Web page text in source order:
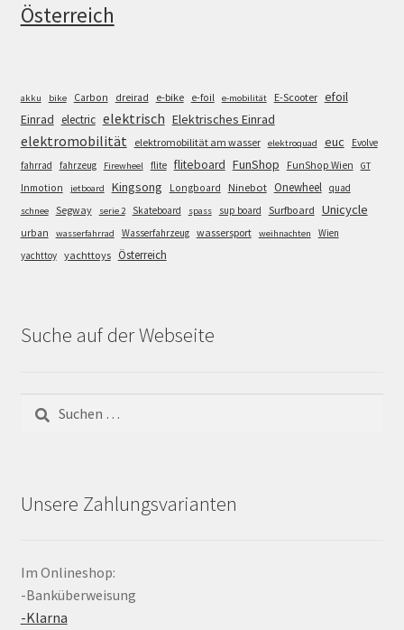
Österreich
akku bike Carbon dreirad e-bike e-foil e-mobilität E-Scooter efoil
Einrad electric elektrisch Elektrisches Einrad
elektromobilität elektromobilität am wasser elektroquad euc
Evolve
fahrrad
fahrzeug Firewheel flite fliteboard FunShop FunShop Wien GT
Inmotion jetboard Kingsong Longboard Ninebot Onewheel quad
schnee Segway serie 2 Skateboard spass sup board Surfboard Unicycle
urban wasserfahrrad Wasserfahrzeug wassersport weihnachten
Wien
yachttoy yachttoys Österreich
Suche auf der Webseite
nach:
Unsere Zahlungsvarianten
Im Onlineshop:
-Banküberweisung
-Klarna